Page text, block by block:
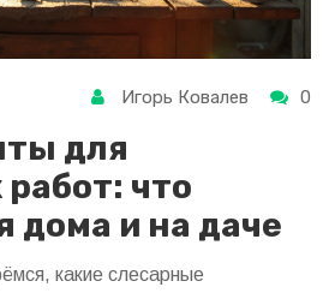
Игорь Ковалев 0
для
что
дома и на даче
какие слесарные